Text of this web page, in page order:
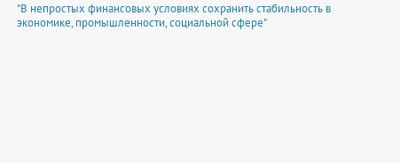
"В непростых финансовых условиях сохранить стабильность в
экономике, промышленности, социальной сфере"